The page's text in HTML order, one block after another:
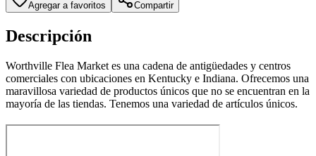
Agregar a favoritos Compartir
Descripción
Worthville Flea Market es una cadena de antigüedades y centros
comerciales con ubicaciones en Kentucky e Indiana. Ofrecemos una
maravillosa variedad de productos únicos que no se encuentran en la
mayoría de las tiendas. Tenemos una variedad de artículos únicos.